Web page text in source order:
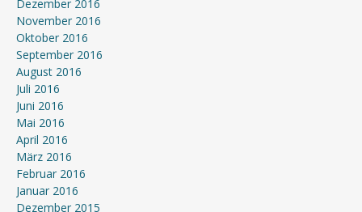
Dezember 2016
November 2016
Oktober 2016
September 2016
August 2016
Juli 2016
Juni 2016
Mai 2016
April 2016
März 2016
Februar 2016
Januar 2016
Dezember 2015